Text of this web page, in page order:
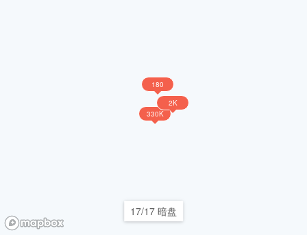
17/17 暗盘
330K
180
2K